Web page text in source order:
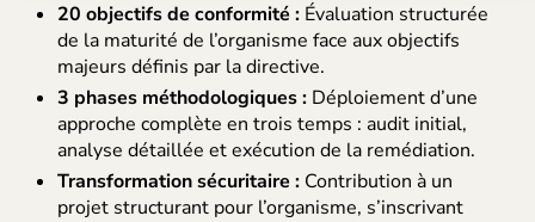
20 objectifs de conformité :Évaluation structurée
de la maturité de l’organisme face aux objectifs
majeurs définis par la directive.
3 phases méthodologiques :Déploiement d’une
approche complète en trois temps : audit initial,
analyse détaillée et exécution de la remédiation.
Transformation sécuritaire :Contribution à un
projet structurant pour l’organisme, s’inscrivant